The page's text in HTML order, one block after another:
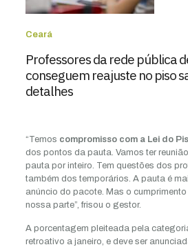
Ceará
Professores da rede pública
conseguem reajuste no piso
detalhes
“Temos compromisso com a Lei do
dos pontos da pauta. Vamos ter
pauta por inteiro. Tem questões dos
também dos temporários. A pauta é
anúncio do pacote. Mas o
nossa parte”, frisou o gestor.
A porcentagem pleiteada pela
retroativo a janeiro, e deve ser